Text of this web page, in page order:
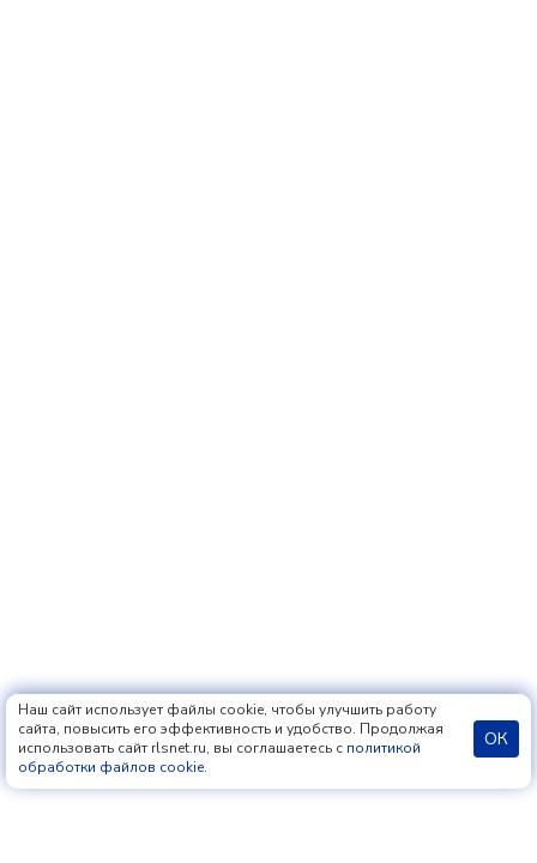
Наш сайт использует файлы cookie, чтобы улучшить работу
сайта, повысить его эффективность и удобство. Продолжая
использовать сайт rlsnet.ru, вы соглашаетесь с политикой
обработки файлов cookie.
ОК